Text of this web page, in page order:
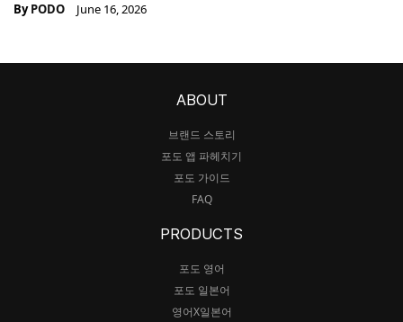
ByPODO June 16, 2026
ABOUT
브랜드 스토리
포도 앱 파헤치기
포도 가이드
FAQ
PRODUCTS
포도 영어
포도 일본어
영어X일본어